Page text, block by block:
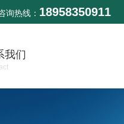
询热线： 18958350911
我们